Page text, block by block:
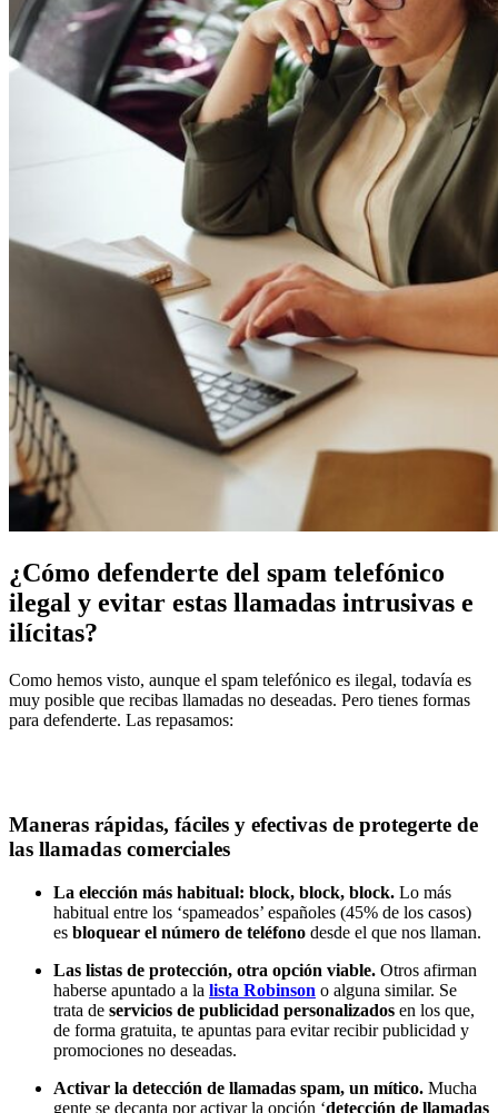
¿Cómo defenderte del spam telefónico
ilegal y evitar estas llamadas intrusivas e
ilícitas?
Como hemos visto, aunque el spam telefónico es ilegal, todavía es
muy posible que recibas llamadas no deseadas. Pero tienes formas
para defenderte. Las repasamos:
Maneras rápidas, fáciles y efectivas de protegerte de
las llamadas comerciales
La elección más habitual: block, block, block. Lo más
habitual entre los ‘spameados’ españoles (45% de los casos)
es bloquear el número de teléfono desde el que nos llaman.
Las listas de protección, otra opción viable. Otros afirman
haberse apuntado a la lista Robinson o alguna similar. Se
trata de servicios de publicidad personalizados en los que,
de forma gratuita, te apuntas para evitar recibir publicidad y
promociones no deseadas.
Activar la detección de llamadas spam, un mítico. Mucha
gente se decanta por activar la opción ‘detección de llamadas